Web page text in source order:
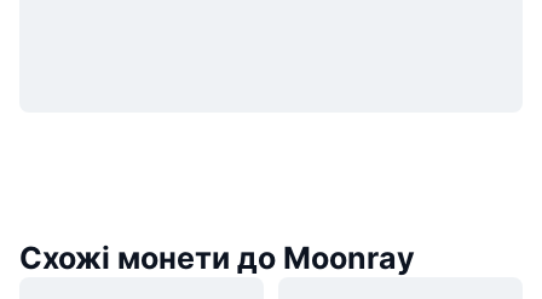
Схожі монети до Moonray